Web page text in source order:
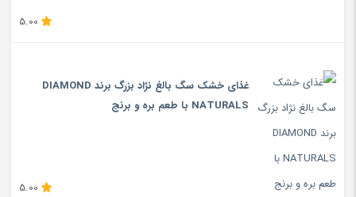
5.00
غذای خشک سگ بالغ نژاد بزرگ برند DIAMOND
NATURALS با طعم بره و برنج
5.00